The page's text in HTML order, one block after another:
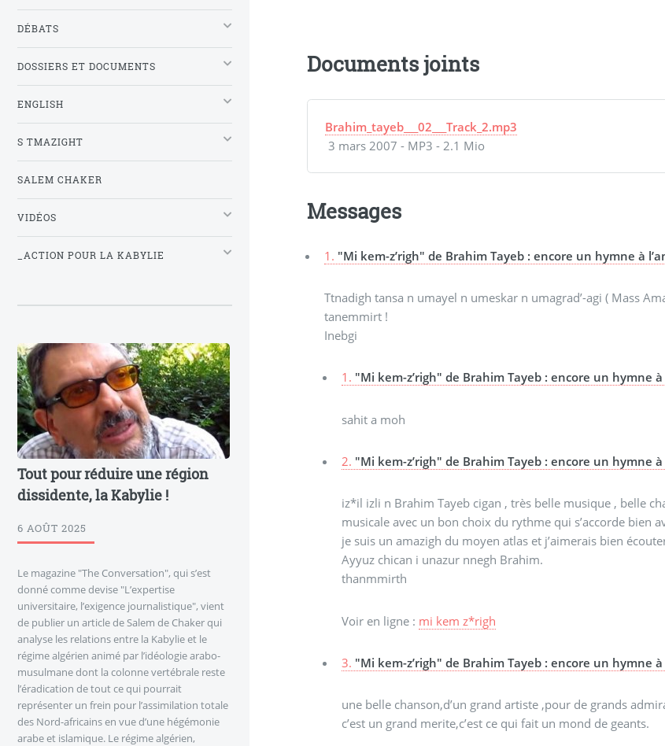
Documents joints
Brahim_tayeb___02___Track_2.mp3
3 mars 2007 - MP3 - 2.1 Mio
Messages
1. "Mi kem-z’righ" de Brahim Tayeb : encore un hymne à
Ttnadigh tansa n umayel n umeskar n umagrad’-agi ( Mass
tanemmirt !
Inebgi
1. "Mi kem-z’righ" de Brahim Tayeb : encore un hymne
sahit a moh
2. "Mi kem-z’righ" de Brahim Tayeb : encore un hymne
iz*il izli n Brahim Tayeb cigan , très belle musique , belle
musicale avec un bon choix du rythme qui s’accorde bien
je suis un amazigh du moyen atlas et j’aimerais bien
Ayyuz chican i unazur nnegh Brahim.
thanmmirth
Voir en ligne : mi kem z*righ
3. "Mi kem-z’righ" de Brahim Tayeb : encore un hymne à
une belle chanson,d’un grand artiste ,pour de grands
c’est un grand merite,c’est ce qui fait un mond de geants.
DÉBATS
DOSSIERS ET DOCUMENTS
ENGLISH
S TMAZIGHT
SALEM CHAKER
VIDÉOS
_ACTION POUR LA KABYLIE
Tout pour réduire une région
dissidente, la Kabylie !
6 AOÛT 2025
Le magazine "The Conversation", qui s’est
donné comme devise "L’expertise
universitaire, l’exigence journalistique", vient
de publier un article de Salem de Chaker qui
analyse les relations entre la Kabylie et le
régime algérien animé par l’idéologie arabo-
musulmane dont la colonne vertébrale reste
l’éradication de tout ce qui pourrait
représenter un frein pour l’assimilation totale
des Nord-africains en vue d’une hégémonie
arabe et islamique. Le régime algérien,